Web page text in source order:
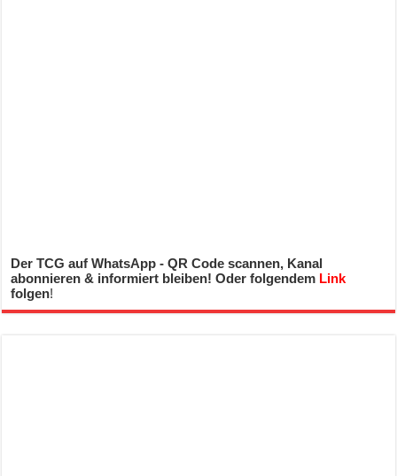
Der TCG auf WhatsApp - QR Code scannen, Kanal
abonnieren & informiert bleiben! Oder folgendem Link
folgen!